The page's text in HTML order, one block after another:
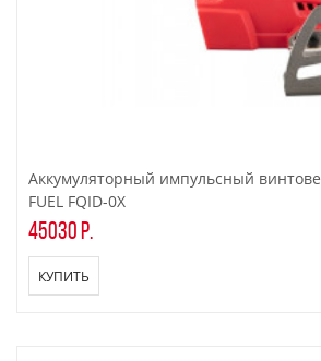
Аккумуляторный импульсный
FUEL FQID-0X
45030 р.
КУПИТЬ